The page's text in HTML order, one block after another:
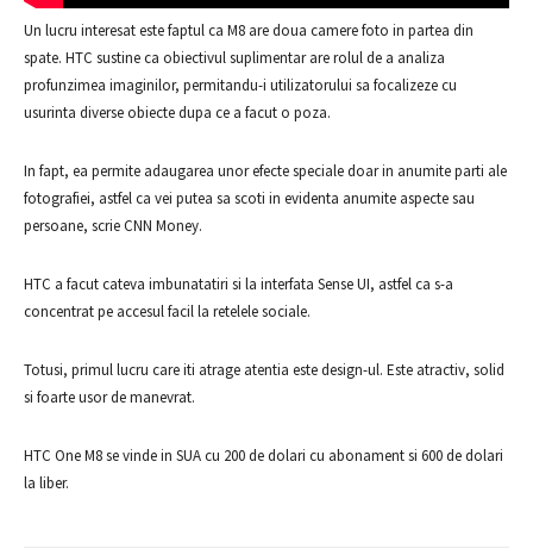
Un lucru interesat este faptul ca M8 are doua camere foto in partea din
spate. HTC sustine ca obiectivul suplimentar are rolul de a analiza
profunzimea imaginilor, permitandu-i utilizatorului sa focalizeze cu
usurinta diverse obiecte dupa ce a facut o poza.
In fapt, ea permite adaugarea unor efecte speciale doar in anumite parti ale
fotografiei, astfel ca vei putea sa scoti in evidenta anumite aspecte sau
persoane, scrie CNN Money.
HTC a facut cateva imbunatatiri si la interfata Sense UI, astfel ca s-a
concentrat pe accesul facil la retelele sociale.
Totusi, primul lucru care iti atrage atentia este design-ul. Este atractiv, solid
si foarte usor de manevrat.
HTC One M8 se vinde in SUA cu 200 de dolari cu abonament si 600 de dolari
la liber.